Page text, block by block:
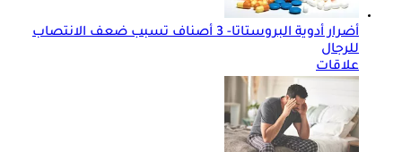
أضرار أدوية البروستاتا- 3 أصناف تسبب ضعف الانتصاب
للرجال
علاقات